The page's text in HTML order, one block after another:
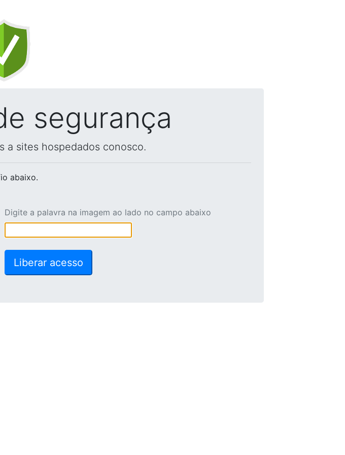
segurança
a sites hospedados conosco.
abaixo.
Digite a palavra na imagem ao lado no campo abaixo